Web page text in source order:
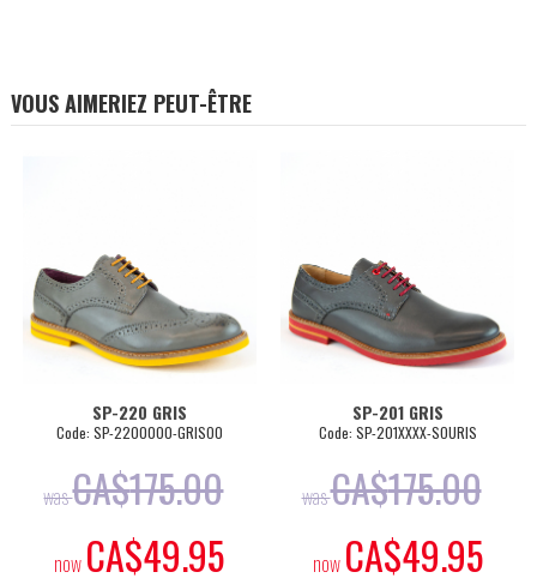
VOUS AIMERIEZ PEUT-ÊTRE
SP-220 GRIS
SP-2200000-GRISO0
175.00
CA$49.95
SP-201 GRIS
Code: SP-201XXXX-SOURIS
CA$175.00
CA$49.95